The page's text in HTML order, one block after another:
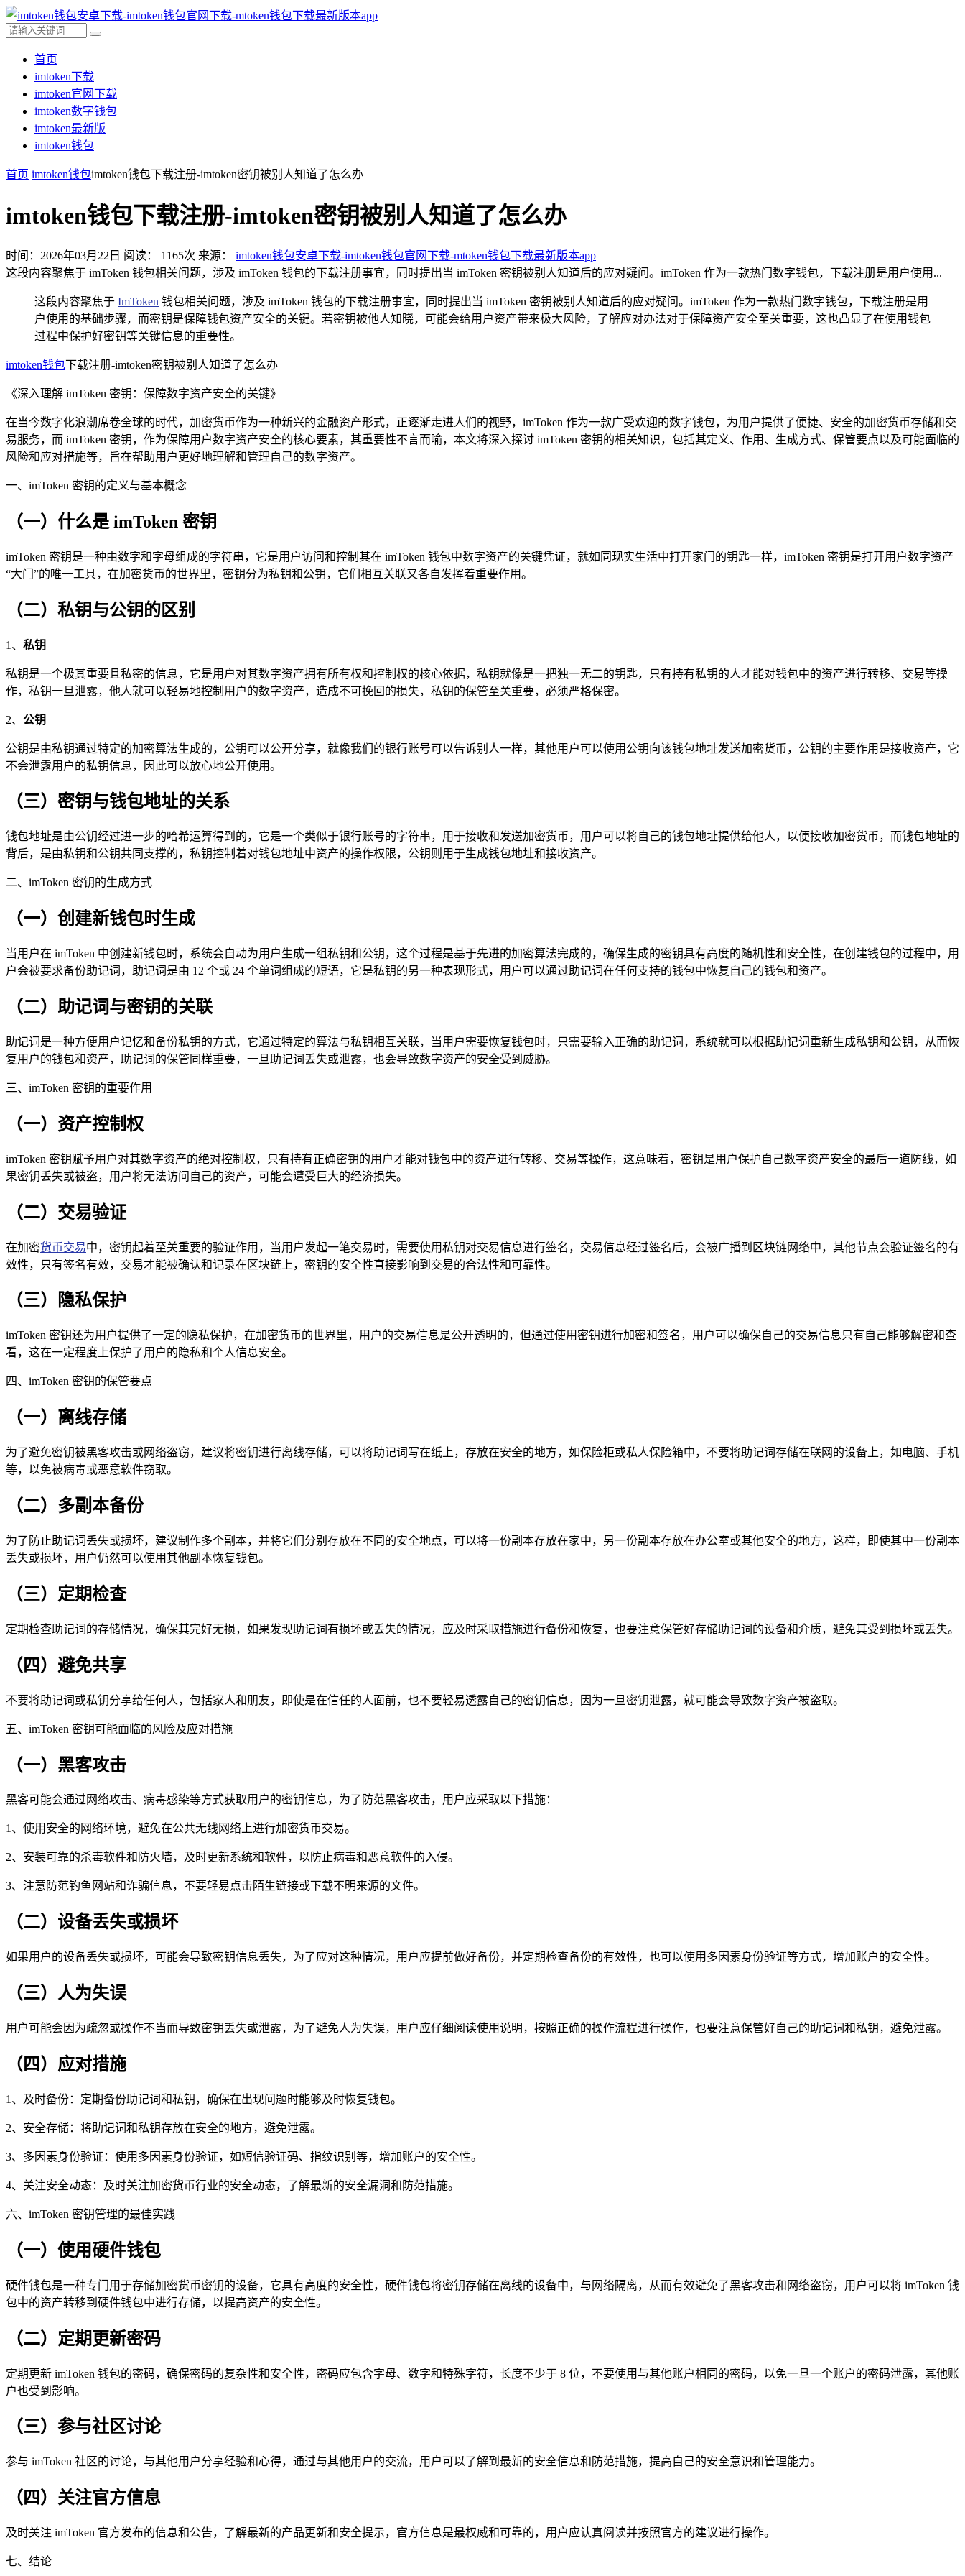
首页
imtoken下载
imtoken官网下载
imtoken数字钱包
imtoken最新版
imtoken钱包
首页 imtoken钱包imtoken钱包下载注册-imtoken密钥被别人知道了怎么办
imtoken钱包下载注册-imtoken密钥被别人知道了怎么办
时间：2026年03月22日 阅读： 1165次 来源： imtoken钱包安卓下载-imtoken钱包官网下载-mtoken钱包下载最新版本app
这段内容聚焦于 imToken 钱包相关问题，涉及 imToken 钱包的下载注册事宜，同时提出当 imToken 密钥被别人知道后的应对疑问。imToken 作为一款热门数字钱包，下载注册是用户使用...
这段内容聚焦于 ImToken 钱包相关问题，涉及 imToken 钱包的下载注册事宜，同时提出当 imToken 密钥被别人知道后的应对疑问。imToken 作为一款热门数字钱包，下载注册是用
户使用的基础步骤，而密钥是保障钱包资产安全的关键。若密钥被他人知晓，可能会给用户资产带来极大风险，了解应对办法对于保障资产安全至关重要，这也凸显了在使用钱包
过程中保护好密钥等关键信息的重要性。
imtoken钱包下载注册-imtoken密钥被别人知道了怎么办
《深入理解 imToken 密钥：保障数字资产安全的关键》
在当今数字化浪潮席卷全球的时代，加密货币作为一种新兴的金融资产形式，正逐渐走进人们的视野，imToken 作为一款广受欢迎的数字钱包，为用户提供了便捷、安全的加密货币存储和交
易服务，而 imToken 密钥，作为保障用户数字资产安全的核心要素，其重要性不言而喻，本文将深入探讨 imToken 密钥的相关知识，包括其定义、作用、生成方式、保管要点以及可能面临的
风险和应对措施等，旨在帮助用户更好地理解和管理自己的数字资产。
一、imToken 密钥的定义与基本概念
（一）什么是 imToken 密钥
imToken 密钥是一种由数字和字母组成的字符串，它是用户访问和控制其在 imToken 钱包中数字资产的关键凭证，就如同现实生活中打开家门的钥匙一样，imToken 密钥是打开用户数字资产
“大门”的唯一工具，在加密货币的世界里，密钥分为私钥和公钥，它们相互关联又各自发挥着重要作用。
（二）私钥与公钥的区别
1、 私钥
私钥是一个极其重要且私密的信息，它是用户对其数字资产拥有所有权和控制权的核心依据，私钥就像是一把独一无二的钥匙，只有持有私钥的人才能对钱包中的资产进行转移、交易等操
作，私钥一旦泄露，他人就可以轻易地控制用户的数字资产，造成不可挽回的损失，私钥的保管至关重要，必须严格保密。
2、 公钥
公钥是由私钥通过特定的加密算法生成的，公钥可以公开分享，就像我们的银行账号可以告诉别人一样，其他用户可以使用公钥向该钱包地址发送加密货币，公钥的主要作用是接收资产，它
不会泄露用户的私钥信息，因此可以放心地公开使用。
（三）密钥与钱包地址的关系
钱包地址是由公钥经过进一步的哈希运算得到的，它是一个类似于银行账号的字符串，用于接收和发送加密货币，用户可以将自己的钱包地址提供给他人，以便接收加密货币，而钱包地址的
背后，是由私钥和公钥共同支撑的，私钥控制着对钱包地址中资产的操作权限，公钥则用于生成钱包地址和接收资产。
二、imToken 密钥的生成方式
（一）创建新钱包时生成
当用户在 imToken 中创建新钱包时，系统会自动为用户生成一组私钥和公钥，这个过程是基于先进的加密算法完成的，确保生成的密钥具有高度的随机性和安全性，在创建钱包的过程中，用
户会被要求备份助记词，助记词是由 12 个或 24 个单词组成的短语，它是私钥的另一种表现形式，用户可以通过助记词在任何支持的钱包中恢复自己的钱包和资产。
（二）助记词与密钥的关联
助记词是一种方便用户记忆和备份私钥的方式，它通过特定的算法与私钥相互关联，当用户需要恢复钱包时，只需要输入正确的助记词，系统就可以根据助记词重新生成私钥和公钥，从而恢
复用户的钱包和资产，助记词的保管同样重要，一旦助记词丢失或泄露，也会导致数字资产的安全受到威胁。
三、imToken 密钥的重要作用
（一）资产控制权
imToken 密钥赋予用户对其数字资产的绝对控制权，只有持有正确密钥的用户才能对钱包中的资产进行转移、交易等操作，这意味着，密钥是用户保护自己数字资产安全的最后一道防线，如
果密钥丢失或被盗，用户将无法访问自己的资产，可能会遭受巨大的经济损失。
（二）交易验证
在加密货币交易中，密钥起着至关重要的验证作用，当用户发起一笔交易时，需要使用私钥对交易信息进行签名，交易信息经过签名后，会被广播到区块链网络中，其他节点会验证签名的有
效性，只有签名有效，交易才能被确认和记录在区块链上，密钥的安全性直接影响到交易的合法性和可靠性。
（三）隐私保护
imToken 密钥还为用户提供了一定的隐私保护，在加密货币的世界里，用户的交易信息是公开透明的，但通过使用密钥进行加密和签名，用户可以确保自己的交易信息只有自己能够解密和查
看，这在一定程度上保护了用户的隐私和个人信息安全。
四、imToken 密钥的保管要点
（一）离线存储
为了避免密钥被黑客攻击或网络盗窃，建议将密钥进行离线存储，可以将助记词写在纸上，存放在安全的地方，如保险柜或私人保险箱中，不要将助记词存储在联网的设备上，如电脑、手机
等，以免被病毒或恶意软件窃取。
（二）多副本备份
为了防止助记词丢失或损坏，建议制作多个副本，并将它们分别存放在不同的安全地点，可以将一份副本存放在家中，另一份副本存放在办公室或其他安全的地方，这样，即使其中一份副本
丢失或损坏，用户仍然可以使用其他副本恢复钱包。
（三）定期检查
定期检查助记词的存储情况，确保其完好无损，如果发现助记词有损坏或丢失的情况，应及时采取措施进行备份和恢复，也要注意保管好存储助记词的设备和介质，避免其受到损坏或丢失。
（四）避免共享
不要将助记词或私钥分享给任何人，包括家人和朋友，即使是在信任的人面前，也不要轻易透露自己的密钥信息，因为一旦密钥泄露，就可能会导致数字资产被盗取。
五、imToken 密钥可能面临的风险及应对措施
（一）黑客攻击
黑客可能会通过网络攻击、病毒感染等方式获取用户的密钥信息，为了防范黑客攻击，用户应采取以下措施：
1、使用安全的网络环境，避免在公共无线网络上进行加密货币交易。
2、安装可靠的杀毒软件和防火墙，及时更新系统和软件，以防止病毒和恶意软件的入侵。
3、注意防范钓鱼网站和诈骗信息，不要轻易点击陌生链接或下载不明来源的文件。
（二）设备丢失或损坏
如果用户的设备丢失或损坏，可能会导致密钥信息丢失，为了应对这种情况，用户应提前做好备份，并定期检查备份的有效性，也可以使用多因素身份验证等方式，增加账户的安全性。
（三）人为失误
用户可能会因为疏忽或操作不当而导致密钥丢失或泄露，为了避免人为失误，用户应仔细阅读使用说明，按照正确的操作流程进行操作，也要注意保管好自己的助记词和私钥，避免泄露。
（四）应对措施
1、及时备份：定期备份助记词和私钥，确保在出现问题时能够及时恢复钱包。
2、安全存储：将助记词和私钥存放在安全的地方，避免泄露。
3、多因素身份验证：使用多因素身份验证，如短信验证码、指纹识别等，增加账户的安全性。
4、关注安全动态：及时关注加密货币行业的安全动态，了解最新的安全漏洞和防范措施。
六、imToken 密钥管理的最佳实践
（一）使用硬件钱包
硬件钱包是一种专门用于存储加密货币密钥的设备，它具有高度的安全性，硬件钱包将密钥存储在离线的设备中，与网络隔离，从而有效避免了黑客攻击和网络盗窃，用户可以将 imToken 钱
包中的资产转移到硬件钱包中进行存储，以提高资产的安全性。
（二）定期更新密码
定期更新 imToken 钱包的密码，确保密码的复杂性和安全性，密码应包含字母、数字和特殊字符，长度不少于 8 位，不要使用与其他账户相同的密码，以免一旦一个账户的密码泄露，其他账
户也受到影响。
（三）参与社区讨论
参与 imToken 社区的讨论，与其他用户分享经验和心得，通过与其他用户的交流，用户可以了解到最新的安全信息和防范措施，提高自己的安全意识和管理能力。
（四）关注官方信息
及时关注 imToken 官方发布的信息和公告，了解最新的产品更新和安全提示，官方信息是最权威和可靠的，用户应认真阅读并按照官方的建议进行操作。
七、结论